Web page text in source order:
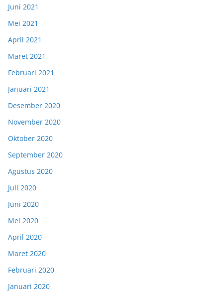
Juni 2021
Mei 2021
April 2021
Maret 2021
Februari 2021
Januari 2021
Desember 2020
November 2020
Oktober 2020
September 2020
Agustus 2020
Juli 2020
Juni 2020
Mei 2020
April 2020
Maret 2020
Februari 2020
Januari 2020